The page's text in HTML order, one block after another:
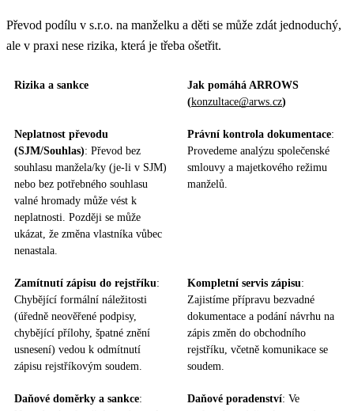
Převod podílu v s.r.o. na manželku a děti se může zdát jednoduchý,
ale v praxi nese rizika, která je třeba ošetřit.
Rizika a sankce
Jak pomáhá ARROWS
(konzultace@arws.cz)
Neplatnost převodu
(SJM/Souhlas): Převod bez
souhlasu manžela/ky (je-li v SJM)
nebo bez potřebného souhlasu
valné hromady může vést k
neplatnosti. Později se může
ukázat, že změna vlastníka vůbec
nenastala.
Právní kontrola dokumentace:
Provedeme analýzu společenské
smlouvy a majetkového režimu
manželů.
Zamítnutí zápisu do rejstříku:
Chybějící formální náležitosti
(úředně neověřené podpisy,
chybějící přílohy, špatné znění
usnesení) vedou k odmítnutí
zápisu rejstříkovým soudem.
Kompletní servis zápisu:
Zajistíme přípravu bezvadné
dokumentace a podání návrhu na
zápis změn do obchodního
rejstříku, včetně komunikace se
soudem.
Daňové doměrky a sankce:
Daňové poradenství: Ve